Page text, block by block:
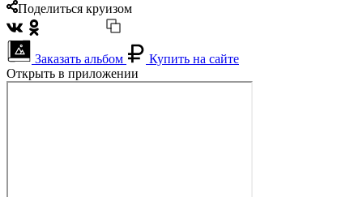
Поделиться круизом
Заказать альбом
Купить на сайте
Открыть в приложении